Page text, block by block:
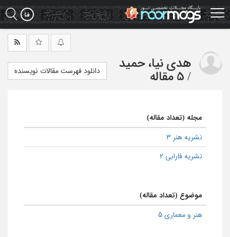
Skip
to
main
هدی نیا، حمید
/ 5 مقاله دانلود فهرست مقالات نویسنده
مجله (تعداد مقاله)
نشریه هنر 3
نشریه فارابی 2
موضوع (تعداد مقاله)
هنر و معماری 5